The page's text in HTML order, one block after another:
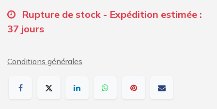
Rupture de stock - Expédition estimée :
37 jours
Conditions générales